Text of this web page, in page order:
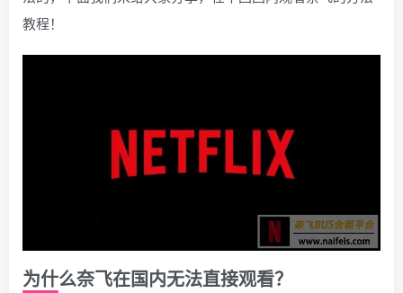
教程！
为什么奈飞在国内无法直接观看？